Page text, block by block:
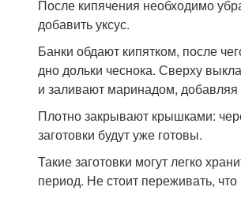
После кипячения необходимо
добавить уксус.
Банки обдают кипятком, после
дно дольки чеснока. Сверху
и заливают маринадом,
Плотно закрывают крышками:
заготовки будут уже готовы.
Такие заготовки могут легко
период. Не стоит переживать, что